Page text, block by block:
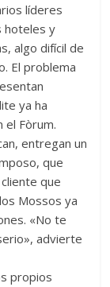
líderes
hoteles y
algo difícil de
El problema
ya ha
Fòrum.
entregan un
que
que
Mossos ya
«No te
advierte
propios